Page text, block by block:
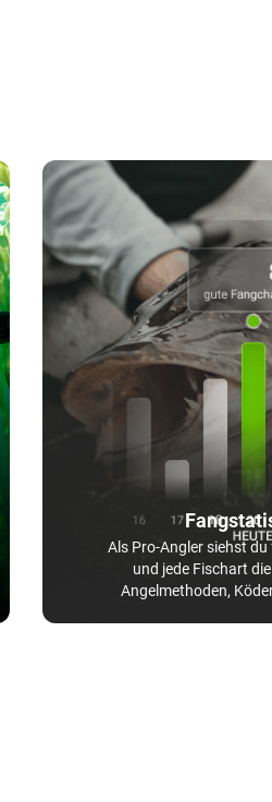
Als Pro-Angler siehst
und jede Fischart
Angelmethoden,